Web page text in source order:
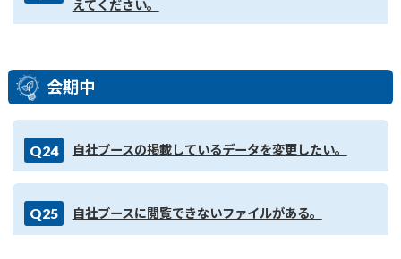
えてください。
会期中
Q24 自社ブースの掲載しているデータを変更したい。
Q25 自社ブースに閲覧できないファイルがある。